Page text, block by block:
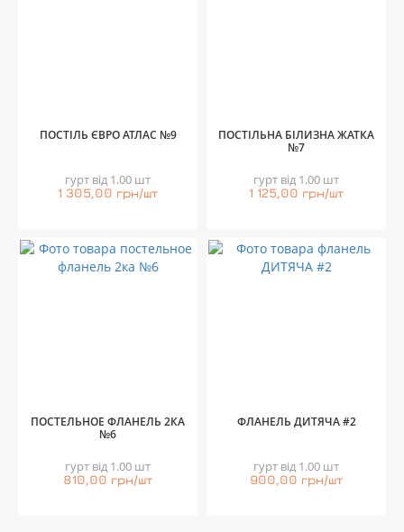
ПОСТІЛЬ ЄВРО АТЛАС №9
гурт від 1.00 шт
1 305,00 грн/шт
ПОСТІЛЬНА БІЛИЗНА ЖАТКА
№7
гурт від 1.00 шт
1 125,00 грн/шт
ПОСТЕЛЬНОЕ ФЛАНЕЛЬ 2КА
№6
гурт від 1.00 шт
810,00 грн/шт
ФЛАНЕЛЬ ДИТЯЧА #2
гурт від 1.00 шт
900,00 грн/шт